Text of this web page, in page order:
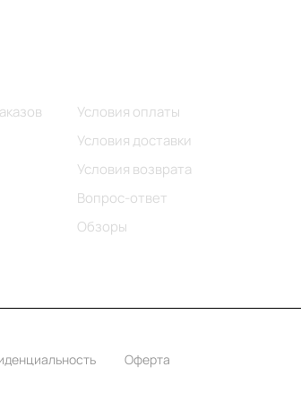
Условия оплаты
Условия доставки
Условия возврата
Вопрос-ответ
Обзоры
Оферта